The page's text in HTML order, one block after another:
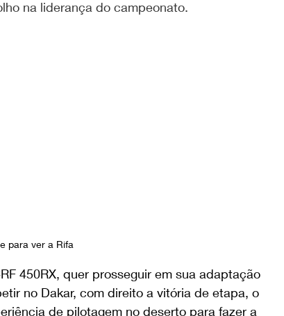
na liderança do campeonato.
para ver a Rifa
450RX, quer prosseguir em sua adaptação
no Dakar, com direito a vitória de etapa, o
de pilotagem no deserto para fazer a